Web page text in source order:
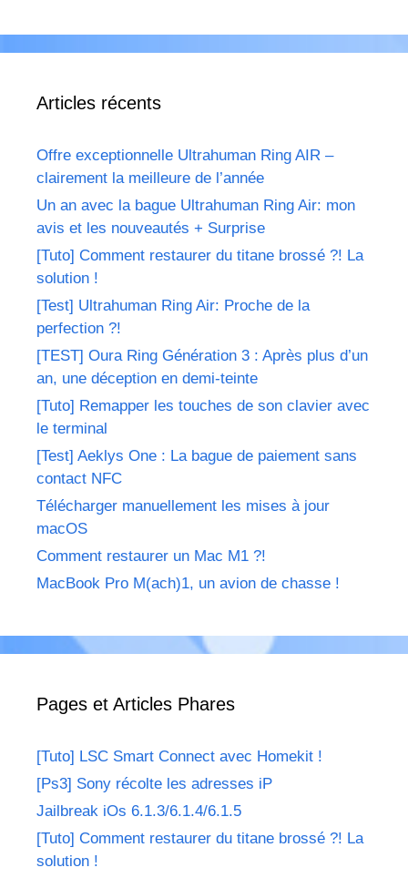
Articles récents
Offre exceptionnelle Ultrahuman Ring AIR –
clairement la meilleure de l’année
Un an avec la bague Ultrahuman Ring Air: mon
avis et les nouveautés + Surprise
[Tuto] Comment restaurer du titane brossé ?! La
solution !
[Test] Ultrahuman Ring Air: Proche de la
perfection ?!
[TEST] Oura Ring Génération 3 : Après plus d’un
an, une déception en demi-teinte
[Tuto] Remapper les touches de son clavier avec
le terminal
[Test] Aeklys One : La bague de paiement sans
contact NFC
Télécharger manuellement les mises à jour
macOS
Comment restaurer un Mac M1 ?!
MacBook Pro M(ach)1, un avion de chasse !
Pages et Articles Phares
[Tuto] LSC Smart Connect avec Homekit !
[Ps3] Sony récolte les adresses iP
Jailbreak iOs 6.1.3/6.1.4/6.1.5
[Tuto] Comment restaurer du titane brossé ?! La
solution !